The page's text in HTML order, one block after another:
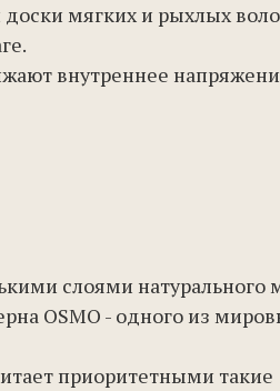
доски мягких и рыхлых
внутреннее
слоями натурального
OSMO - одного из
приоритетными такие